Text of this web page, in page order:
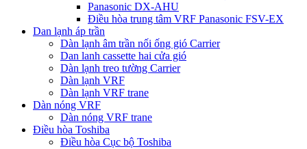
Panasonic DX-AHU
Điều hòa trung tâm VRF Panasonic FSV-EX
Dan lạnh áp trần
Dàn lạnh âm trần nối ống gió Carrier
Dan lanh cassette hai cửa gió
Dàn lạnh treo tường Carrier
Dàn lạnh VRF
Dàn lạnh VRF trane
Dàn nóng VRF
Dàn nóng VRF trane
Điều hòa Toshiba
Điều hòa Cục bộ Toshiba